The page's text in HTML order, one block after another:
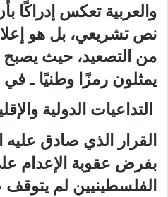
والعربية تعكس إدراكًا
نص تشريعي، بل هو
من التصعيد، حيث يصبح
يمثلون رمزًا وطنيًا ـ
التداعيات الدولية
القرار الذي صادق
بفرض عقوبة الإعدام
الفلسطينيين لم